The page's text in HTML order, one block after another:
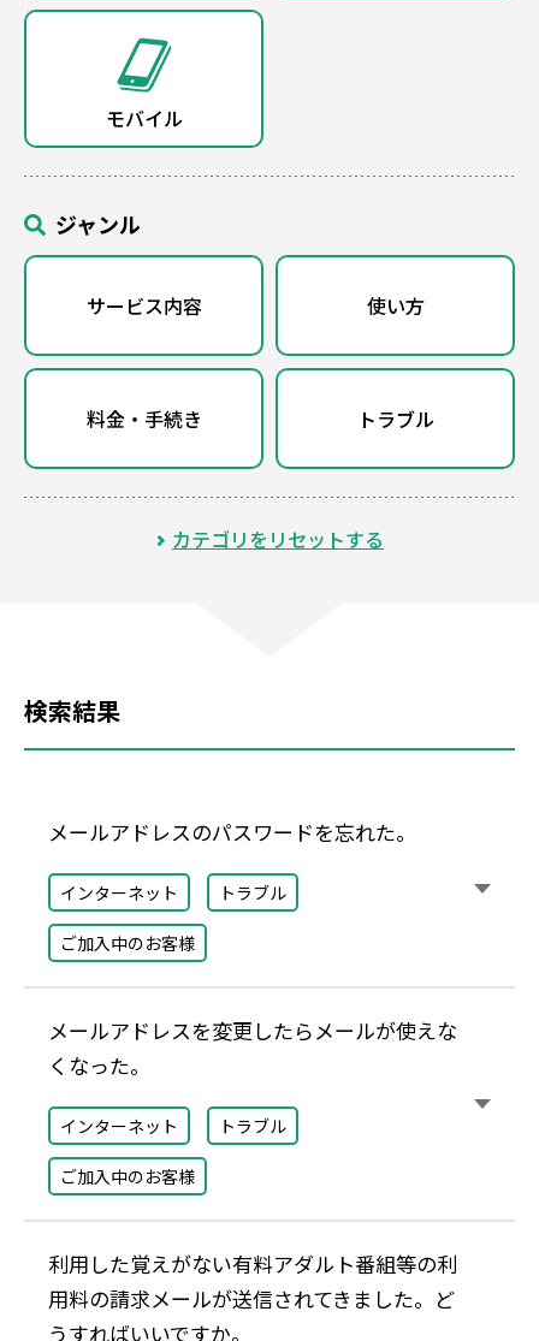
モバイル
ジャンル
サービス内容 使い方
料金・手続き トラブル
カテゴリをリセットする
検索結果
メールアドレスのパスワードを忘れた。
インターネット トラブル
ご加入中のお客様
メールアドレスを変更したらメールが使えな
くなった。
インターネット トラブル
ご加入中のお客様
利用した覚えがない有料アダルト番組等の利
用料の請求メールが送信されてきました。 ど
うすればいいですか。